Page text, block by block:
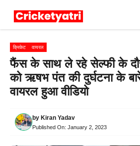
क्रिकेट वायरल
फैंस के साथ ले रहे सेल्फी के
को ऋषभ पंत की दुर्घटना के
वायरल हुआ वीडियो
by Kiran Yadav
Published On: January 2, 2023